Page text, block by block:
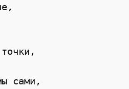
сами,